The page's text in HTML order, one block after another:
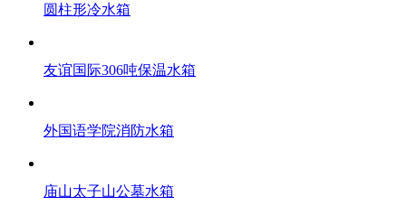
圆柱形冷水箱
友谊国际306吨保温水箱
外国语学院消防水箱
庙山太子山公墓水箱